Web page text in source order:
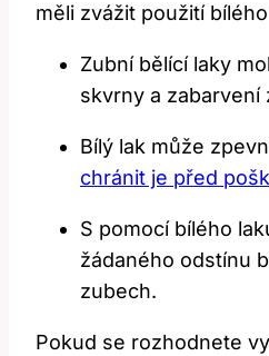
měli zvážit použití
Zubní bělící laky
skvrny ⁢a zabarvení
Bílý‍ lak může
chránit je před
S pomocí bílého
žádaného odstínu
zubech.
Pokud se ⁣rozhodnete